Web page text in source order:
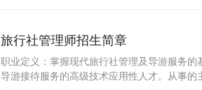
旅行社管理师招生简章
职业定义：掌握现代旅行社管理及导游服务
导游接待服务的高级技术应用性人才。从事